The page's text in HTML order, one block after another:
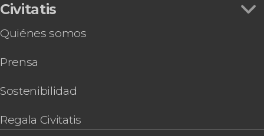
Civitatis
Quiénes somos
Prensa
Sostenibilidad
Regala Civitatis